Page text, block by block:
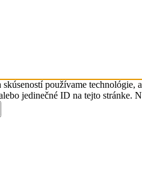
používame
jedinečné ID na tejto stránke.